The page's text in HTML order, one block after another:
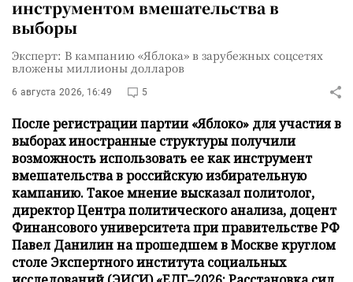
инструментом вмешательства в
выборы
Эксперт: В кампанию «Яблока» в зарубежных соцсетях
вложены миллионы долларов
6 августа 2026, 16:49 5
После регистрации партии «Яблоко» для участия в
выборах иностранные структуры получили
возможность использовать ее как инструмент
вмешательства в российскую избирательную
кампанию. Такое мнение высказал политолог,
директор Центра политического анализа, доцент
Финансового университета при правительстве РФ
Павел Данилин на прошедшем в Москве круглом
столе Экспертного института социальных